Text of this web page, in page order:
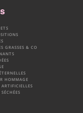
GRASSES & CO
HOMMAGE
ARTIFICIELLES